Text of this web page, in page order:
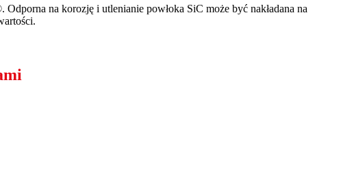
na korozję i utlenianie powłoka SiC może być nakładana na